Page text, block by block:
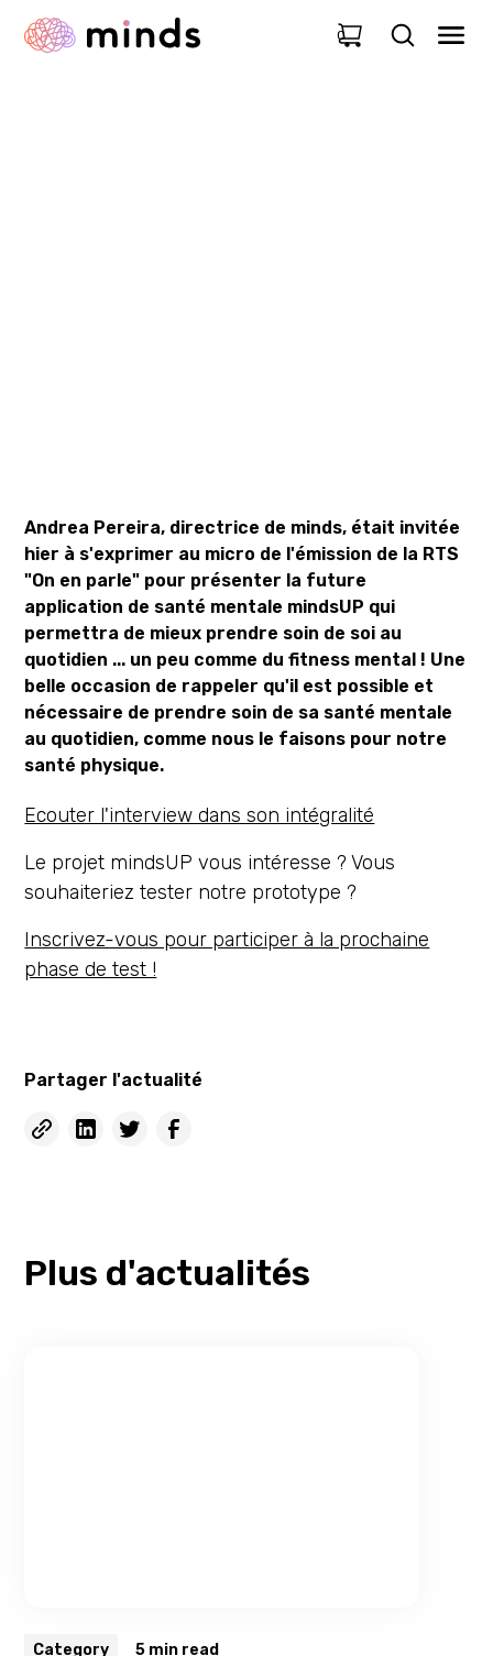
0
Andrea Pereira, directrice de minds, était invitée
hier à s'exprimer au micro de l'émission de la RTS
"On en parle" pour présenter la future
application de santé mentale mindsUP qui
permettra de mieux prendre soin de soi au
quotidien ... un peu comme du fitness mental ! Une
belle occasion de rappeler qu'il est possible et
nécessaire de prendre soin de sa santé mentale
au quotidien, comme nous le faisons pour notre
santé physique.
Ecouter l'interview dans son intégralité
Le projet mindsUP vous intéresse ? Vous
souhaiteriez tester notre prototype ?
Inscrivez-vous pour participer à la prochaine
phase de test !
Partager l'actualité
Plus d'actualités
Category 5 min read